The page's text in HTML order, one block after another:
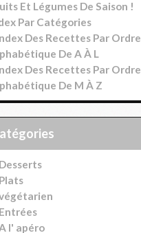
Et Légumes De Saison !
Par Catégories
Des Recettes Par Ordre
De A À L
Des Recettes Par Ordre
De M À Z
Catégories
l' apéro